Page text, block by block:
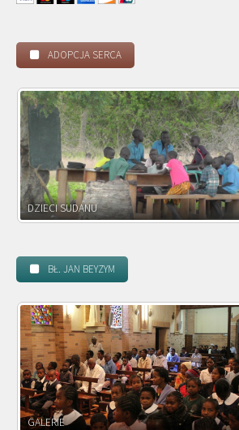
ADOPCJA SERCA
DZIECI ZAMBII
BŁ. JAN BEYZYM
POWOŁANIE MISYJNE